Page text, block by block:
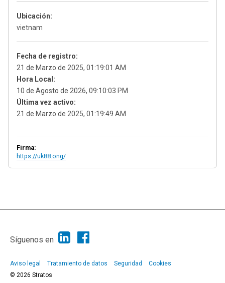
Ubicación:
vietnam
Fecha de registro:
21 de Marzo de 2025, 01:19:01 AM
Hora Local:
10 de Agosto de 2026, 09:10:03 PM
Última vez activo:
21 de Marzo de 2025, 01:19:49 AM
Firma:
https://uk88.ong/
|
Síguenos en
Aviso legal Tratamiento de datos Seguridad
Cookies
© 2026 Stratos